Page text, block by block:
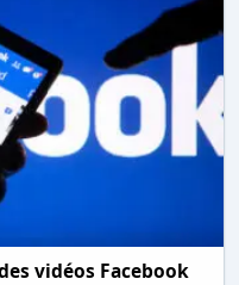
vidéos Facebook